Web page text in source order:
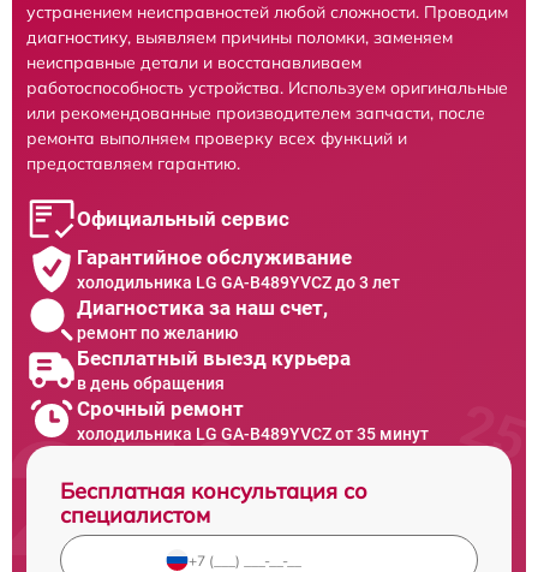
устранением неисправностей любой сложности. Проводим
диагностику, выявляем причины поломки, заменяем
неисправные детали и восстанавливаем
работоспособность устройства. Используем оригинальные
или рекомендованные производителем запчасти, после
ремонта выполняем проверку всех функций и
предоставляем гарантию.
Официальный сервис
Гарантийное обслуживание
холодильника LG GA-B489YVCZ до 3 лет
Диагностика за наш счет,
ремонт по желанию
Бесплатный выезд курьера
в день обращения
Срочный ремонт
холодильника LG GA-B489YVCZ от 35 минут
Бесплатная консультация со
специалистом